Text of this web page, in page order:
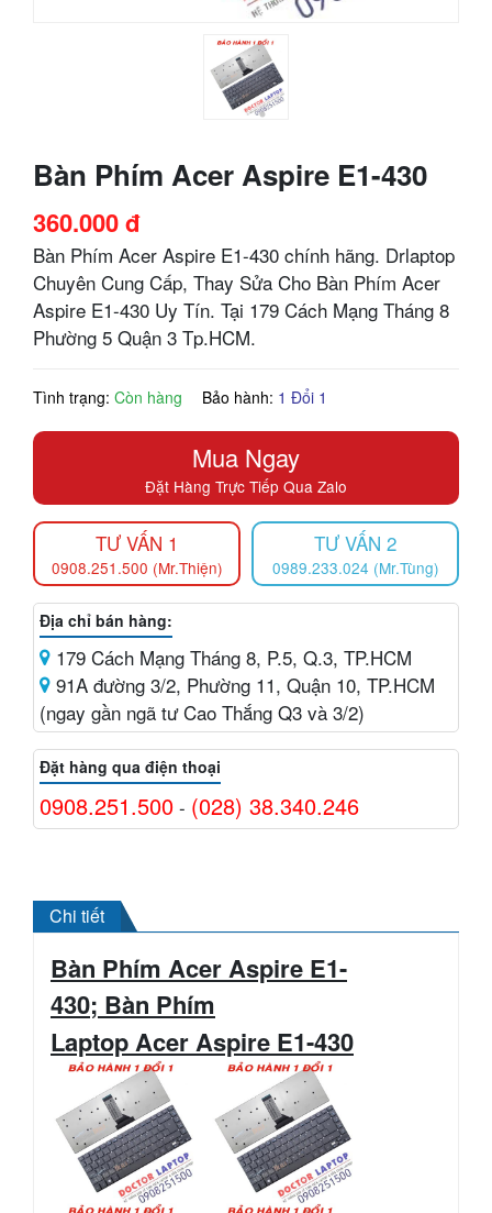
Bàn Phím Acer Aspire E1-430
360.000 đ
Bàn Phím Acer Aspire E1-430 chính hãng. Drlaptop
Chuyên Cung Cấp, Thay Sửa Cho Bàn Phím Acer
Aspire E1-430 Uy Tín. Tại 179 Cách Mạng Tháng 8
Phường 5 Quận 3 Tp.HCM.
Tình trạng: Còn hàng Bảo hành: 1 Đổi 1
Mua Ngay
Đặt Hàng Trực Tiếp Qua Zalo
TƯ VẤN 1
0908.251.500 (Mr.Thiện)
TƯ VẤN 2
0989.233.024 (Mr.Tùng)
Địa chỉ bán hàng:
179 Cách Mạng Tháng 8, P.5, Q.3, TP.HCM
91A đường 3/2, Phường 11, Quận 10, TP.HCM
(ngay gần ngã tư Cao Thắng Q3 và 3/2)
Đặt hàng qua điện thoại
0908.251.500 - (028) 38.340.246
Chi tiết
Bàn Phím Acer Aspire E1-
430; Bàn Phím
LaptopAcerAspire E1-430